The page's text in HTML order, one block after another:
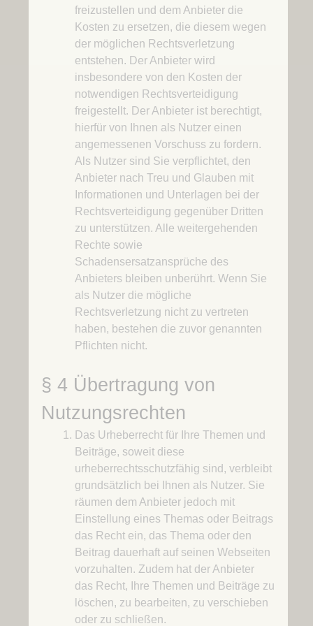
freizustellen und dem Anbieter die
Kosten zu ersetzen, die diesem wegen
der möglichen Rechtsverletzung
entstehen. Der Anbieter wird
insbesondere von den Kosten der
notwendigen Rechtsverteidigung
freigestellt. Der Anbieter ist berechtigt,
hierfür von Ihnen als Nutzer einen
angemessenen Vorschuss zu fordern.
Als Nutzer sind Sie verpflichtet, den
Anbieter nach Treu und Glauben mit
Informationen und Unterlagen bei der
Rechtsverteidigung gegenüber Dritten
zu unterstützen. Alle weitergehenden
Rechte sowie
Schadensersatzansprüche des
Anbieters bleiben unberührt. Wenn Sie
als Nutzer die mögliche
Rechtsverletzung nicht zu vertreten
haben, bestehen die zuvor genannten
Pflichten nicht.
§ 4 Übertragung von
Nutzungsrechten
Das Urheberrecht für Ihre Themen und
Beiträge, soweit diese
urheberrechtsschutzfähig sind, verbleibt
grundsätzlich bei Ihnen als Nutzer. Sie
räumen dem Anbieter jedoch mit
Einstellung eines Themas oder Beitrags
das Recht ein, das Thema oder den
Beitrag dauerhaft auf seinen Webseiten
vorzuhalten. Zudem hat der Anbieter
das Recht, Ihre Themen und Beiträge zu
löschen, zu bearbeiten, zu verschieben
oder zu schließen.